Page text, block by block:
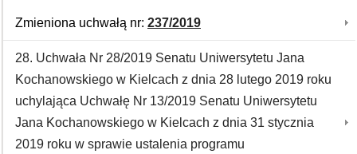
Zmieniona uchwałą nr: 237/2019
28. Uchwała Nr 28/2019 Senatu Uniwersytetu Jana
Kochanowskiego w Kielcach z dnia 28 lutego 2019 roku
uchylająca Uchwałę Nr 13/2019 Senatu Uniwersytetu
Jana Kochanowskiego w Kielcach z dnia 31 stycznia
2019 roku w sprawie ustalenia programu